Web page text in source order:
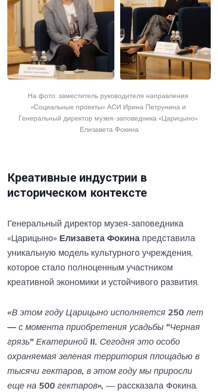
На фото: заместитель руководителя направления
«Социальные проекты» АСИ Ирина Петрунина и
Генеральный директор музея-заповедника «Царицыно»
Елизавета Фокина
Креативные индустрии в
историческом контексте
Генеральный директор музея-заповедника
«Царицыно» Елизавета Фокина представила
уникальную модель культурного учреждения,
которое стало полноценным участником
креативной экономики и устойчивого развития.
«В этом году Царицыно исполняется 250 лет
— с момента приобретения усадьбы "Черная
грязь" Екатериной II. Сегодня это особо
охраняемая зеленая территория площадью в
тысячи гектаров, в этом году мы приросли
еще на 500 гектаров», — рассказала Фокина.